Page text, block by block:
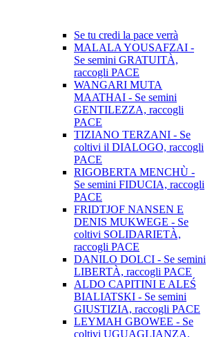
Se tu credi la pace verrà
MALALA YOUSAFZAI -
Se semini GRATUITÀ,
raccogli PACE
WANGARI MUTA
MAATHAI - Se semini
GENTILEZZA, raccogli
PACE
TIZIANO TERZANI - Se
coltivi il DIALOGO, raccogli
PACE
RIGOBERTA MENCHÙ -
Se semini FIDUCIA, raccogli
PACE
FRIDTJOF NANSEN E
DENIS MUKWEGE - Se
coltivi SOLIDARIETÀ,
raccogli PACE
DANILO DOLCI - Se semini
LIBERTÀ, raccogli PACE
ALDO CAPITINI E ALEŚ
BIALIATSKI - Se semini
GIUSTIZIA, raccogli PACE
LEYMAH GBOWEE - Se
coltivi UGUAGLIANZA,